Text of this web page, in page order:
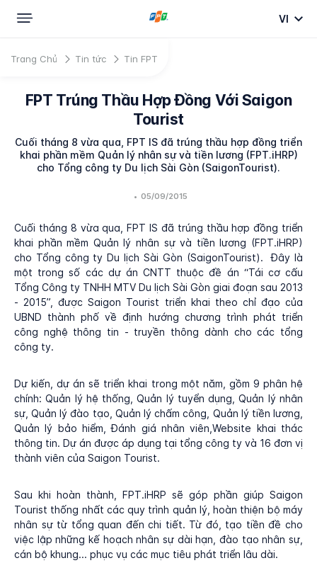
VI
Trang Chủ Tin tức Tin FPT
FPT Trúng Thầu Hợp Đồng Với Saigon
Tourist
Cuối tháng 8 vừa qua, FPT IS đã trúng thầu hợp đồng triển
khai phần mềm Quản lý nhân sự và tiền lương (FPT.iHRP)
cho Tổng công ty Du lịch Sài Gòn (SaigonTourist).
• 05/09/2015
Cuối tháng 8 vừa qua, FPT IS đã trúng thầu hợp đồng triển
khai phần mềm Quản lý nhân sự và tiền lương (FPT.iHRP)
cho Tổng công ty Du lịch Sài Gòn (SaigonTourist). Đây là
một trong số các dự án CNTT thuộc đề án “Tái cơ cấu
Tổng Công ty TNHH MTV Du lịch Sài Gòn giai đoạn sau 2013
- 2015”, được Saigon Tourist triển khai theo chỉ đạo của
UBND thành phố về định hướng chương trình phát triển
công nghệ thông tin - truyền thông dành cho các tổng
công ty.
Dự kiến, dự án sẽ triển khai trong một năm, gồm 9 phân hệ
chính: Quản lý hệ thống, Quản lý tuyển dụng, Quản lý nhân
sự, Quản lý đào tạo, Quản lý chấm công, Quản lý tiền lương,
Quản lý bảo hiểm, Đánh giá nhân viên,Website khai thác
thông tin. Dự án được áp dụng tại tổng công ty và 16 đơn vị
thành viên của Saigon Tourist.
Sau khi hoàn thành, FPT.iHRP sẽ góp phần giúp Saigon
Tourist thống nhất các quy trình quản lý, hoàn thiện bộ máy
nhân sự từ tổng quan đến chi tiết. Từ đó, tạo tiền đề cho
việc lập những kế hoạch nhân sự dài hạn, đào tạo nhân sự,
cán bộ khung... phục vụ các mục tiêu phát triển lâu dài.